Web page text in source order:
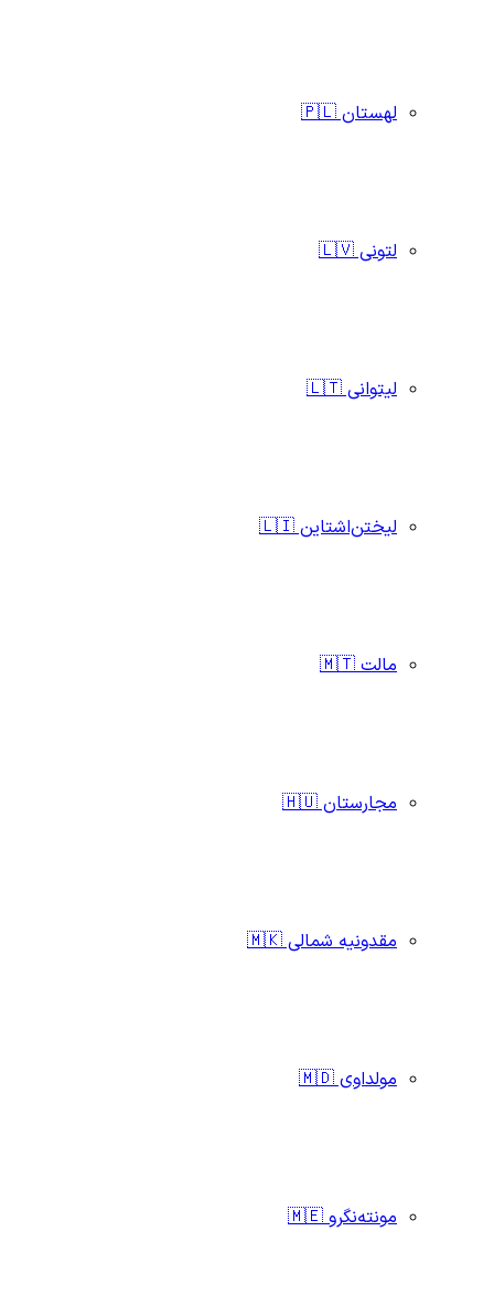
لهستان 🇵🇱
لتونی 🇱🇻
لیتوانی 🇱🇹
لیختن‌اشتاین 🇱🇮
مالت 🇲🇹
مجارستان 🇭🇺
مقدونیه شمالی 🇲🇰
مولداوی 🇲🇩
مونته‌نگرو 🇲🇪